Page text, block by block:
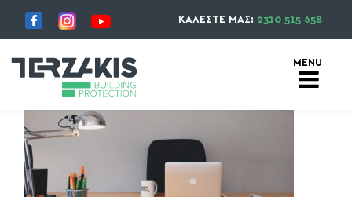
ΚΑΛΕΣΤΕ ΜΑΣ: 2310 515 658